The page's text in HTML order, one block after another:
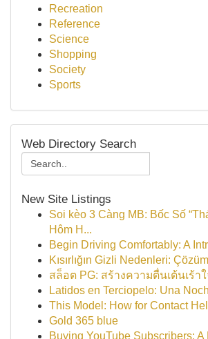
Recreation
Reference
Science
Shopping
Society
Sports
Web Directory Search
New Site Listings
Soi kèo 3 Càng MB: Bốc Số
Hôm H...
Begin Driving Comfortably: A
Kısırlığın Gizli Nedenleri:
สล็อต PG: สร้างความตื่นเต้นเร้า
Latidos en Terciopelo: Una
This Model: How for Contact
Gold 365 blue
Buying YouTube Subscribers: